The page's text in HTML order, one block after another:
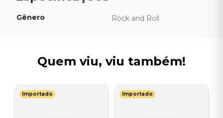
Gênero Rock and Roll
Quem viu, viu também!
Importado Importado